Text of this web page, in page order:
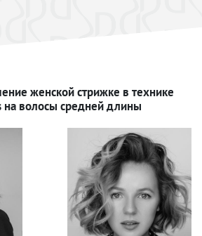
женской стрижке в технике
на волосы средней длины